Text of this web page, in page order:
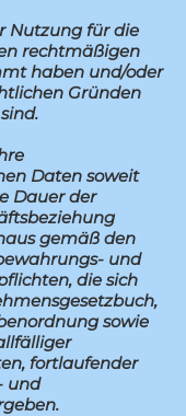
Nutzung für die
rechtmäßigen
haben und/oder
Gründen
Daten soweit
Dauer der
gemäß den
und
die sich
sowie
fortlaufender
und